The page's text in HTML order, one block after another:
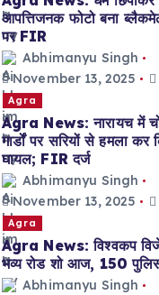
आपत्तिजनक फोटो बना
पर FIR
Abhimanyu Singh
November 13, 2025
Agra
Agra News: नारायच में
गार्डों पर सरियों से हमला
घायल; FIR दर्ज
Abhimanyu Singh
November 13, 2025
Agra
Agra News: विश्वकप
भव्य रोड शो आज, 150
Abhimanyu Singh